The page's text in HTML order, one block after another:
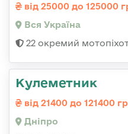
від 25000 до 125000
Вся Україна
22 окремий
Кулеметник
від 21400 до 121400
Дніпро